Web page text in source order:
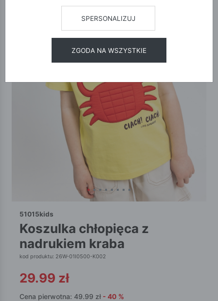
51015kids
koszulka chłopięca z
nadrukiem kraba
kod produktu: 26W-01I0500-K002
29.99 zł
Cena pierwotna: 49.99 zł - 40 %
SPERSONALIZUJ
ZGODA NA WSZYSTKIE